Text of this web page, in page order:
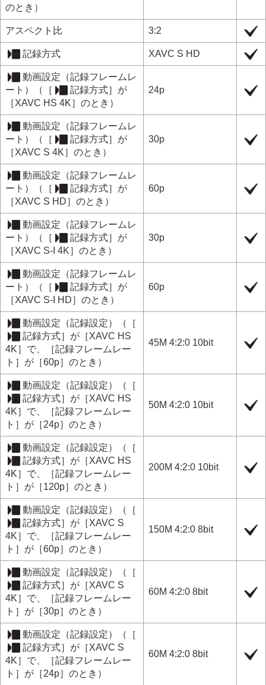
のとき）
アスペクト比 3:2
記録方式 XAVC S HD
動画設定 （記録フレームレ
ート ）（ ［ 記録方式］ が
［XAVC HS 4K］ のとき）
24p
動画設定 （記録フレームレ
ート ）（ ［ 記録方式］ が
［XAVC S 4K］ のとき）
30p
動画設定 （記録フレームレ
ート ）（ ［ 記録方式］ が
［XAVC S HD］ のとき）
60p
動画設定 （記録フレームレ
ート ）（ ［ 記録方式］ が
［XAVC S-I 4K］ のとき）
30p
動画設定 （記録フレームレ
ート ）（ ［ 記録方式］ が
［XAVC S-I HD］ のとき）
60p
動画設定 （記録設定）（
［
記録方式］ が［XAVC HS
4K］ で、
［記録フレームレー
ト］ が ［60p］ のとき）
45M 4:2:0 10bit
動画設定 （記録設定）（
［
記録方式］ が［XAVC HS
4K］ で、
［記録フレームレー
ト］ が ［24p］ のとき）
50M 4:2:0 10bit
動画設定 （記録設定）（
［
記録方式］ が［XAVC HS
4K］ で、
［記録フレームレー
ト］ が ［120p］ のとき）
200M 4:2:0 10bit
動画設定 （記録設定）（
［
記録方式］ が［XAVC S
4K］ で、
［記録フレームレー
ト］ が ［60p］ のとき）
150M 4:2:0 8bit
動画設定 （記録設定）（
［
記録方式］ が［XAVC S
4K］ で、
［記録フレームレー
ト］ が ［30p］ のとき）
60M 4:2:0 8bit
動画設定 （記録設定）（
［
記録方式］ が［XAVC S
4K］ で、
［記録フレームレー
ト］ が ［24p］ のとき）
60M 4:2:0 8bit